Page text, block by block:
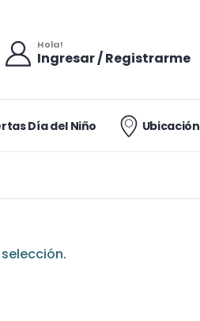
Hola!
Ingresar / Registrarme
Día del Niño Ubicación